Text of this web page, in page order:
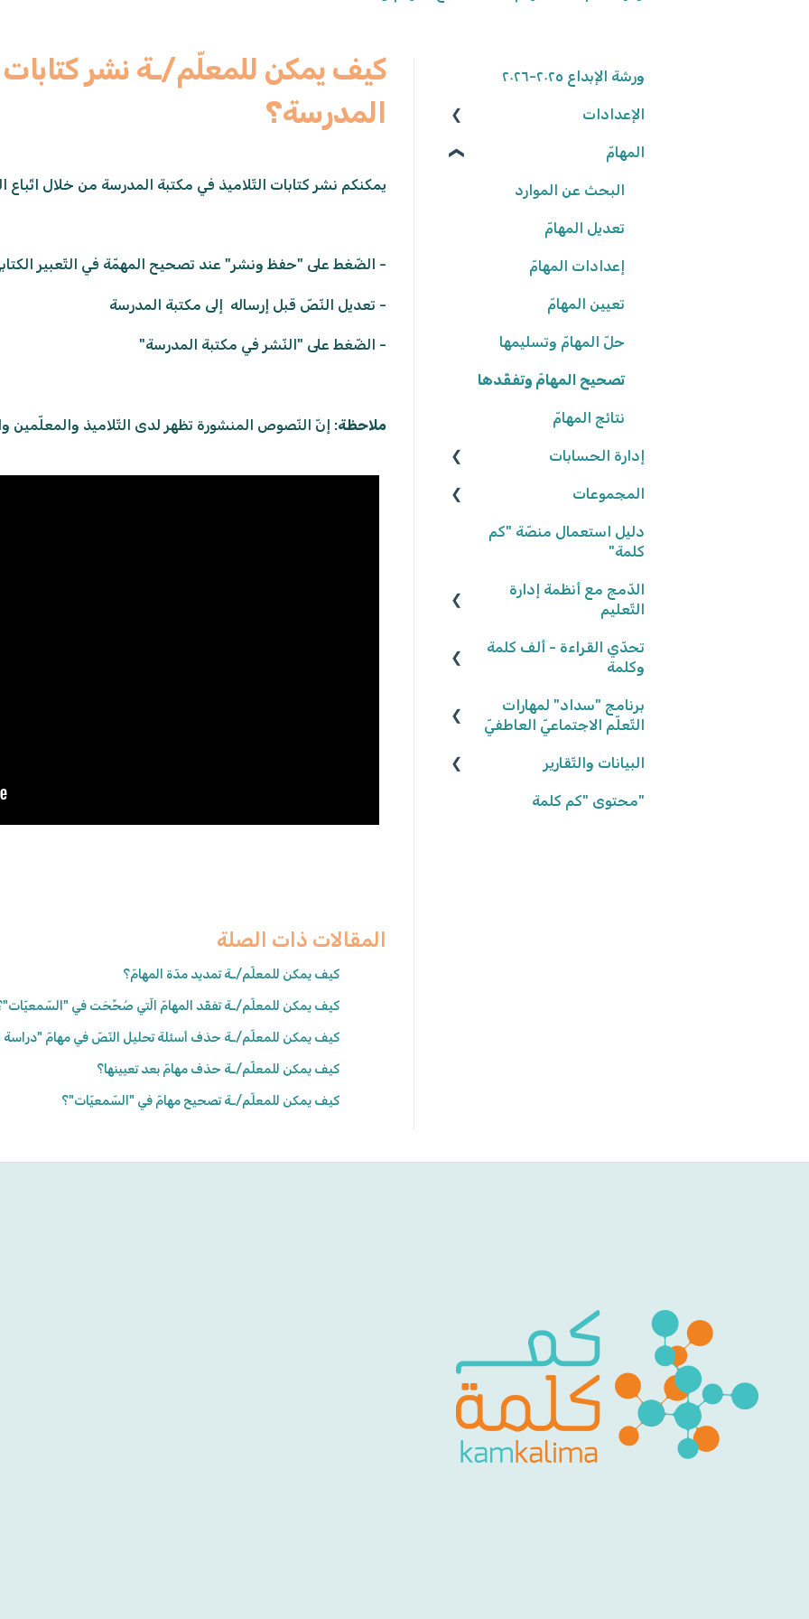
كيف يمكن للمعلّم/ـة نشر كتابات
المدرسة؟
يمكنكم نشر كتابات التّلاميذ في مكتبة المدرسة من خلال اتّباع
- الضّغط على "حفظ ونشر" عند تصحيح المهمّة في التّعبير
- تعديل النّصّ قبل إرساله إلى مكتبة المدرسة
- الضّغط على "النّشر في مكتبة المدرسة"
ملاحظة: إنّ النّصوص المنشورة تظهر لدى التّلاميذ
المقالات ذات الصلة
كيف يمكن للمعلّم/ـة تمديد مدّة المهامّ؟
كيف يمكن للمعلّم/ـة تفقّد المهامّ الّتي صُحِّحَت في
كيف يمكن للمعلّم/ـة حذف أسئلة تحليل النّصّ في مهامّ
كيف يمكن للمعلّم/ـة حذف مهامّ بعد تعيينها؟
كيف يمكن للمعلّم/ـة تصحيح مهامّ في "السّمعيّات"؟
ورشة الإبداع ٢٠٢٥-٢٠٢٦
الإعدادات
الوصول إلى المنصّة
كلمة المرور
البيانات الشّخصيّة
شروط وأحكام
إعدادات المدرسة
المهامّ
البحث عن الموارد
تعديل المهامّ
إعدادات المهامّ
تعيين المهامّ
حلّ المهامّ وتسليمها
تصحيح المهامّ وتفقّدها
نتائج المهامّ
إدارة الحسابات
المعلّمون/ـات
التّلاميذ
المجموعات
إنشاء المجموعات
إحصاءات المجموعات
دليل استعمال منصّة "كم
كلمة"
الدّمج مع أنظمة إدارة
التّعليم
كلاسلينك - ClassLink
تحدّي القراءة - ألف كلمة
وكلمة
نكتب الواقع، نحلّق في
الخيال ٢٠٢٥/٢٠٢٦
كواكب سيّارة ٢٠٢٤/٢٠٢٥
كواكب سيّارة ٢٠٢٣/٢٠٢٤
برنامج "سداد" لمهارات
التّعلّم الاجتماعيّ العاطفيّ
تعريف البرنامج
المشاركة في البرنامج
البيانات والتّقارير
بيانات وتقارير التّلاميذ
"محتوى "كم كلمة